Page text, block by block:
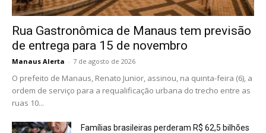
Rua Gastronômica de Manaus tem previsão
de entrega para 15 de novembro
Manaus Alerta - 7 de agosto de 2026
O prefeito de Manaus, Renato Junior, assinou, na quinta-feira (6), a
ordem de serviço para a requalificação urbana do trecho entre as
ruas 10...
Famílias brasileiras perderam R$ 62,5 bilhões